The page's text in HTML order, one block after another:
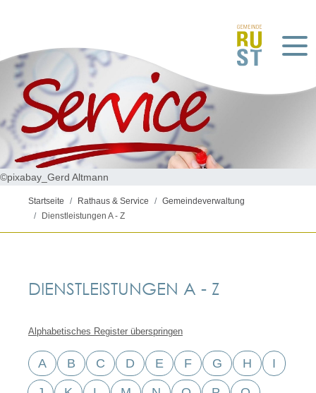
©pixabay_Gerd Altmann
Startseite Rathaus & Service
Gemeindeverwaltung
Dienstleistungen A - Z
DIENSTLEISTUNGEN A - Z
Alphabetisches Register überspringen
A B C D E F G H I